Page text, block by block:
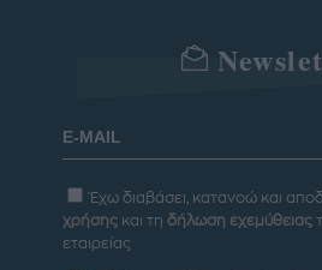
Έχω διαβάσει, κατανοώ και
χρήσης και τη δήλωση εχεμύθειας
εταιρείας